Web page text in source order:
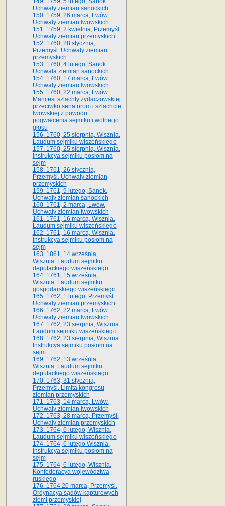
Uchwały ziemian sanockich
150. 1759, 26 marca, Lwów.
Uchwały ziemian lwowskich
151. 1759, 2 kwietnia, Przemyśl.
Uchwały ziemian przemyskich
152. 1760, 28 stycznia,
Przemyśl. Uchwały ziemian
przemyskich
153. 1760, 4 lutego, Sanok.
Uchwała ziemian sanockich
154. 1760, 17 marca, Lwów.
Uchwały ziemian lwowskich
155. 1760, 22 marca, Lwów.
Manifest szlachty żydaczowskiej
przeciwko senatorom i szlachcie
lwowskiej z po­wodu
pogwałcenia sejmiku i wolnego
głosu
156. 1760, 25 sierpnia, Wisznia.
Laudum sejmiku wiszeńskiego
157. 1760, 25 sierpnia, Wisznia.
Instrukcya sejmiku posłom na
sejm
158. 1761, 26 stycznia,
Przemyśl. Uchwały ziemian
przemyskich
159. 1761, 9 lutego, Sanok.
Uchwały ziemian sanockich
160. 1761, 2 marca, Lwów.
Uchwały ziemian lwowskich
161. 1761, 16 marca, Wisznia.
Laudum sejmiku wiszeńskiego
162. 1761, 16 marca, Wisznia.
Instrukcya sejmiku posłom na
sejm
163. 1861, 14 września,
Wisznia. Laudum sejmiku
deputackiego wiszeńskiego
164. 1761, 15 września,
Wisznia. Laudum sejmiku
gospodarskiego wiszeńskiego
165. 1762, 1 lutego, Przemyśl.
Uchwały ziemian przemyskich
166. 1762, 22 marca, Lwów.
Uchwały ziemian lwowskich
167. 1762, 23 sierpnia, Wisznia.
Laudum sejmiku wiszeńskiego
168. 1762, 23 sierpnia, Wisznia.
Instrukcya sejmiku posłom na
sejm
169. 1762, 13 września,
Wisznia. Laudum sejmiku
deputackiego wiszeńskiego.
170. 1763, 31 stycznia,
Przemyśl. Limita kongresu
ziemian przemyskich
171. 1763, 14 marca, Lwów.
Uchwały ziemian lwowskich
172. 1763, 28 marca, Przemyśl.
Uchwały ziemian przemyskich
173. 1764, 6 lutego, Wisznia.
Laudum sejmiku wiszeńskiego
174. 1764, 6 lutego Wisznia.
Instrukcya sejmiku posłom na
sejm
175. 1764, 6 lutego, Wisznia.
Konfederacya województwa
ruskiego
176. 1764 20 marca, Przemyśl.
Ordynacya sądów kapturowych
ziemi przemyskiej